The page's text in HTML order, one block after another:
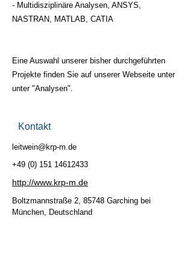
- Multidisziplinäre Analysen, ANSYS,
NASTRAN, MATLAB, CATIA
Eine Auswahl unserer bisher durchgeführten
Projekte finden Sie auf unserer Webseite unter
unter "Analysen".
Kontakt
leitwein@krp-m.de
+49 (0) 151 14612433
http://www.krp-m.de
Boltzmannstraße 2, 85748 Garching bei
München, Deutschland